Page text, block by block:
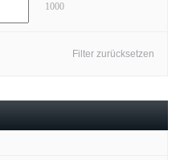
1000
Filter zurücksetzen